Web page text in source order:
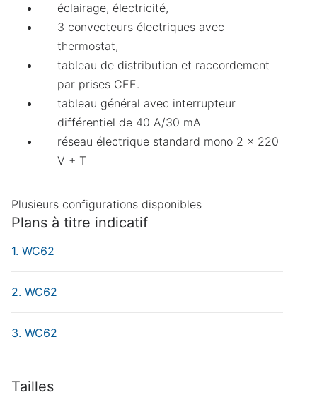
Demande de devis
Merci de compléter ces quelques informations
pour accéder à la demande en ligne :
Prénom Obligatoire Nom Obligatoire
Téléphone Obligatoire
Vente
éclairage, électricité,
3 convecteurs électriques avec
thermostat,
tableau de distribution et raccordement
par prises CEE.
tableau général avec interrupteur
différentiel de 40 A/30 mA
réseau électrique standard mono 2 x 220
V + T
Plusieurs configurations disponibles
Plans à titre indicatif
WC62
WC62
WC62
Tailles